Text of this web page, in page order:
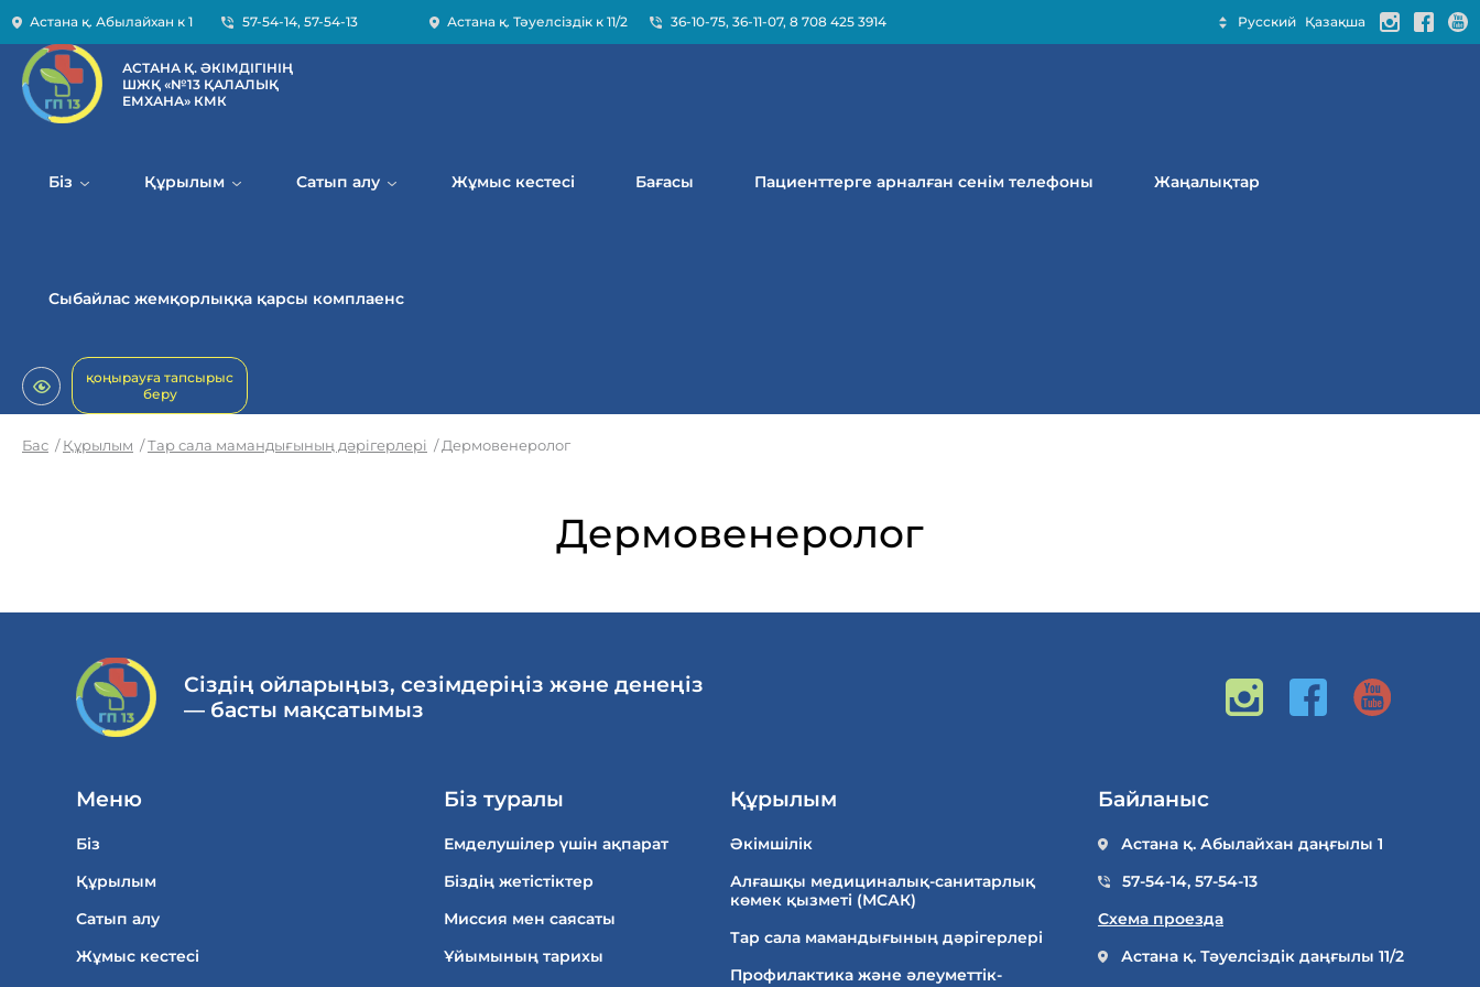
Астана қ. Абылайхан к 1 57-54-14, 57-54-13 Астана қ. Тәуелсіздік к 11/2 36-10-75, 36-11-07, 8 708 425 3914 Русский Қазақша
АСТАНА Қ. ӘКІМДІГІНІҢ
ШЖҚ «№13 ҚАЛАЛЫҚ
ЕМХАНА» КМК
Біз Құрылым Сатып алу Жұмыс кестесі Бағасы Пациенттерге арналған сенім телефоны Жаңалықтар
Сыбайлас жемқорлыққа қарсы комплаенс
қоңырауға тапсырыс
беру
Бас /Құрылым /Тар сала мамандығының дәрігерлері /Дермовенеролог
Дермовенеролог
Сіздің ойларыңыз, сезімдеріңіз және денеңіз
— басты мақсатымыз
Меню
Біз
Құрылым
Сатып алу
Жұмыс кестесі
Біз туралы
Емделушілер үшін ақпарат
Біздің жетістіктер
Миссия мен саясаты
Ұйымының тарихы
Құрылым
Әкімшілік
Алғашқы медициналық-санитарлық
көмек қызметі (МСАК)
Тар сала мамандығының дәрігерлері
Профилактика және әлеуметтік-
Байланыс
Астана қ. Абылайхан даңғылы 1
57-54-14, 57-54-13
Схема проезда
Астана қ. Тәуелсіздік даңғылы 11/2